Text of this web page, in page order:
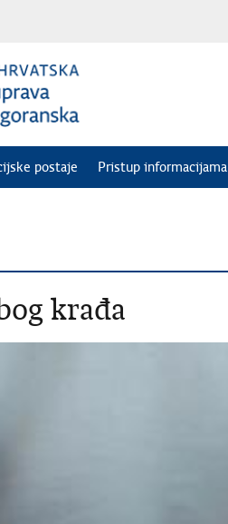
postaje Pristup informacijama
krađa